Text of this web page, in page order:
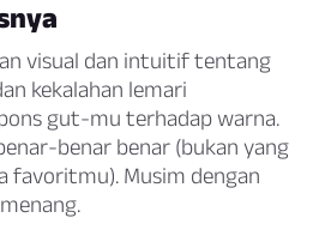
visual dan intuitif tentang
kekalahan lemari
gut-mu terhadap warna.
benar benar (bukan yang
favoritmu). Musim dengan